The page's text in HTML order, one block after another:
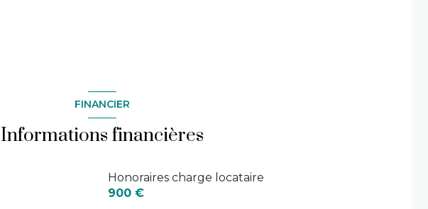
FINANCIER
Informations financières
Honoraires charge locataire
900 €